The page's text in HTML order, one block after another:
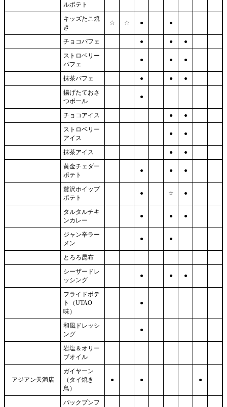
ルポテト
キッズたこ焼
き
☆ ☆ ● ●
チョコパフェ ● ●
●
ストロベリー
パフェ
● ● ●
抹茶パフェ ● ●
●
揚げたておさ
つボール
●
チョコアイス ●
●
ストロベリー
アイス
● ●
抹茶アイス ●
●
黄金チェダー
ポテト
● ● ●
贅沢ホイップ
ポテト
● ☆ ●
タルタルチキ
ンカレー
● ● ●
ジャン辛ラー
メン
● ●
とろろ昆布
シーザードレ
ッシング
● ● ●
フライドポテ
ト（UTAO
味）
●
和風ドレッシ
ング
●
岩塩＆オリー
ブオイル
アジアン天満店
ガイヤーン
（タイ焼き
鳥）
● ● ●
パックブンフ